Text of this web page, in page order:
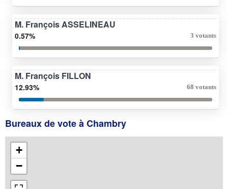
M. François ASSELINEAU
0.57% 3 votants
M. François FILLON
12.93% 68 votants
Bureaux de vote à Chambry
+
−